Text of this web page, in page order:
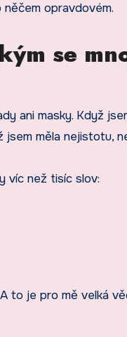
opravdovém.
se
ani masky. Když
měla nejistotu,
víc než tisíc slov:
to je pro mě velká